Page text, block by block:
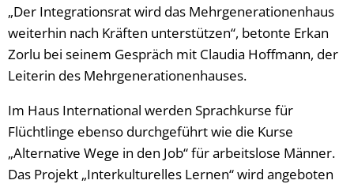
„Der Integrationsrat wird das Mehrgenerationenhaus
weiterhin nach Kräften unterstützen“, betonte Erkan
Zorlu bei seinem Gespräch mit Claudia Hoffmann, der
Leiterin des Mehrgenerationenhauses.
Im Haus International werden Sprachkurse für
Flüchtlinge ebenso durchgeführt wie die Kurse
„Alternative Wege in den Job“ für arbeitslose Männer.
Das Projekt „Interkulturelles Lernen“ wird angeboten